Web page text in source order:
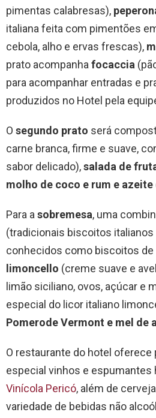
pimentas calabresas),
italiana feita com pimentões
cebola, alho e ervas frescas),
prato acompanhafocaccia
para acompanhar entradas e
produzidos no Hotel pela
O segundo prato será
carne branca, firme e suave,
sabor delicado),salada de
molho de coco e rum e azeite
Para asobremesa, uma
(tradicionais biscoitos italianos
conhecidos como biscoitos de
limoncello (creme suave e
limão siciliano, ovos, açúcar e
especial do licor italiano
Pomerode Vermont e mel de
O restaurante do hotel oferece
especial vinhos e espumantes
Vinícola Pericó, além de
variedade de bebidas não